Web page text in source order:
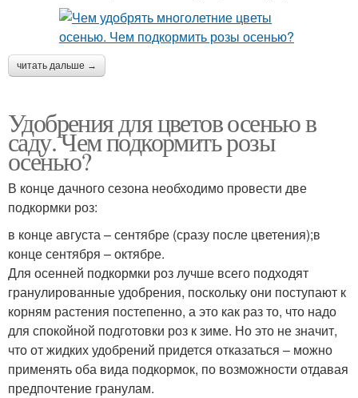
читать дальше →
Удобрения для цветов осенью в
саду. Чем подкормить розы
осенью?
В конце дачного сезона необходимо провести две
подкормки роз:
в конце августа – сентябре (сразу после цветения);в
конце сентября – октябре.
Для осенней подкормки роз лучше всего подходят
гранулированные удобрения, поскольку они поступают к
корням растения постепенно, а это как раз то, что надо
для спокойной подготовки роз к зиме. Но это не значит,
что от жидких удобрений придется отказаться – можно
применять оба вида подкормок, по возможности отдавая
предпочтение гранулам.